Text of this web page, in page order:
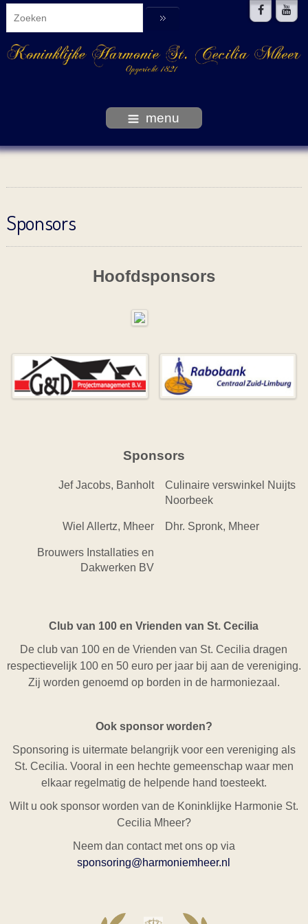
menu
Sponsors
Hoofdsponsors
Sponsors
Jef Jacobs, Banholt
Culinaire verswinkel Nuijts
Noorbeek
Wiel Allertz, Mheer Dhr. Spronk, Mheer
Brouwers Installaties en
Dakwerken BV
Club van 100 en Vrienden van St. Cecilia
De club van 100 en de Vrienden van St. Cecilia dragen
respectievelijk 100 en 50 euro per jaar bij aan de vereniging.
Zij worden genoemd op borden in de harmoniezaal.
Ook sponsor worden?
Sponsoring is uitermate belangrijk voor een vereniging als
St. Cecilia. Vooral in een hechte gemeenschap waar men
elkaar regelmatig de helpende hand toesteekt.
Wilt u ook sponsor worden van de Koninklijke Harmonie St.
Cecilia Mheer?
Neem dan contact met ons op via
sponsoring@harmoniemheer.nl